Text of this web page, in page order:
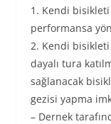
1. Kendi
performansa
2. Kendi
dayalı tura
sağlanacak
gezisi yapma
– Dernek